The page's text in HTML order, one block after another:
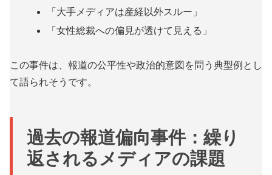
「大手メディアは産経以外スルー」
「女性総裁への偏見が透けて見える」
この事件は、報道の公平性や政治的意図を問う典型例とし
て語られそうです。
過去の報道偏向事件：繰り
返されるメディアの課題